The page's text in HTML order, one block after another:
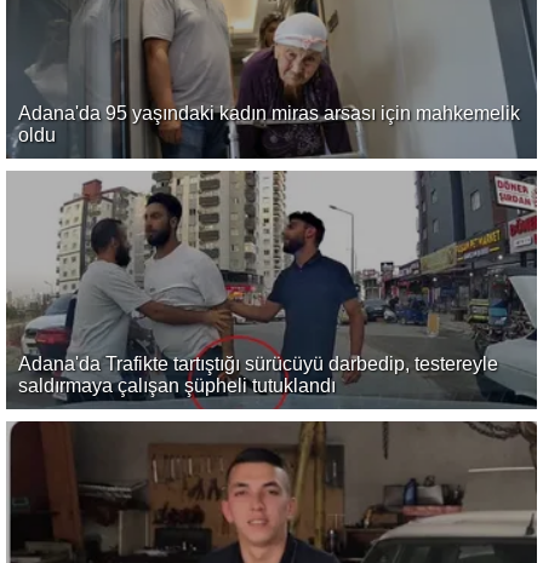
Adana'da 95 yaşındaki kadın miras arsası için mahkemelik
oldu
Adana'da Trafikte tartıştığı sürücüyü darbedip, testereyle
saldırmaya çalışan şüpheli tutuklandı